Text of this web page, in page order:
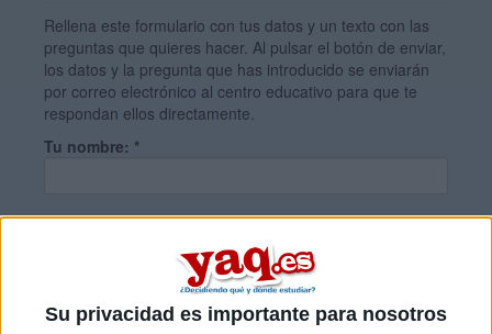
Su privacidad es importante para nosotros
Rellena este formulario con tus datos y un texto con las
preguntas que quieres hacer. Al pulsar el botón de enviar,
los datos y la pregunta que has introducido se enviarán
por correo electrónico al centro educativo para que te
respondan ellos directamente.
Tu nombre: *
Tus apellidos:*